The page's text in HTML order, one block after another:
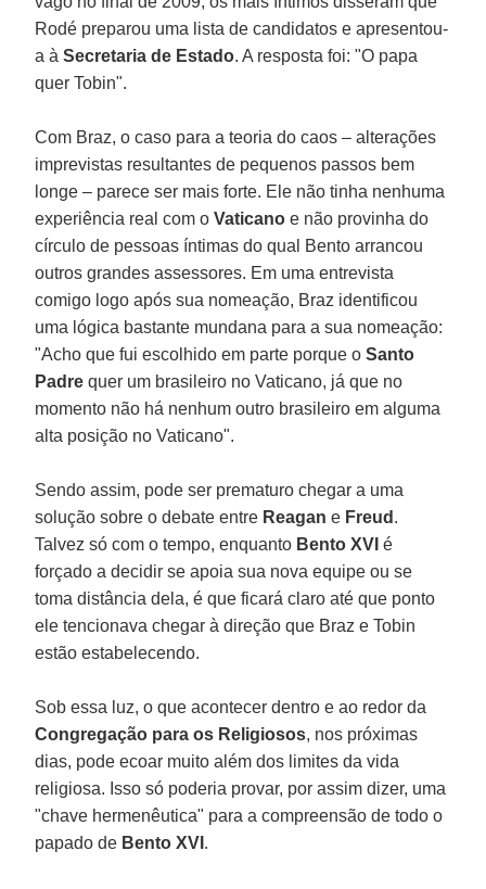
Rodé preparou uma lista de candidatos e apresentou-
a àSecretaria de Estado. A resposta foi: "O papa
quer Tobin".
Com Braz, o caso para a teoria do caos – alterações
imprevistas resultantes de pequenos passos bem
longe – parece ser mais forte. Ele não tinha nenhuma
experiência real com oVaticanoe não provinha do
círculo de pessoas íntimas do qual Bento arrancou
outros grandes assessores. Em uma entrevista
comigo logo após sua nomeação, Braz identificou
uma lógica bastante mundana para a sua nomeação:
"Acho que fui escolhido em parte porque oSanto
Padrequer um brasileiro no Vaticano, já que no
momento não há nenhum outro brasileiro em alguma
alta posição no Vaticano".
Sendo assim, pode ser prematuro chegar a uma
solução sobre o debate entre Reagane Freud .
Talvez só com o tempo, enquanto Bento XVIé
forçado a decidir se apoia sua nova equipe ou se
toma distância dela, é que ficará claro até que ponto
ele tencionava chegar à direção que Braz e Tobin
estão estabelecendo.
Sob essa luz, o que acontecer dentro e ao redor da
Congregação para os Religiosos, nos próximas
dias, pode ecoar muito além dos limites da vida
religiosa. Isso só poderia provar, por assim dizer, uma
"chave hermenêutica" para a compreensão de todo o
papado de Bento XVI .